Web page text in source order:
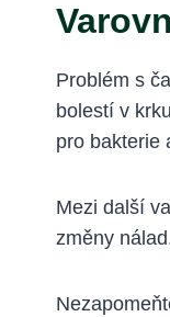
Problém s
bolestí v
pro bakterie
Mezi další
změny